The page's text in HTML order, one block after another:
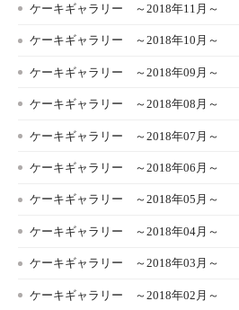
ケーキギャラリー ～2018年11月～
ケーキギャラリー ～2018年10月～
ケーキギャラリー ～2018年09月～
ケーキギャラリー ～2018年08月～
ケーキギャラリー ～2018年07月～
ケーキギャラリー ～2018年06月～
ケーキギャラリー ～2018年05月～
ケーキギャラリー ～2018年04月～
ケーキギャラリー ～2018年03月～
ケーキギャラリー ～2018年02月～